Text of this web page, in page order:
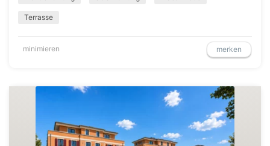
Terrasse
minimieren merken